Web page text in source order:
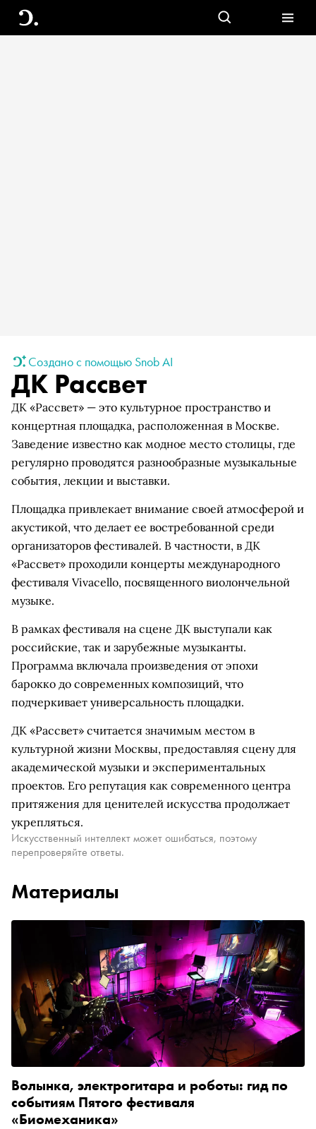
Создано с помощью Snob AI
ДК Рассвет
ДК «Рассвет» — это культурное пространство и
концертная площадка, расположенная в Москве.
Заведение известно как модное место столицы, где
регулярно проводятся разнообразные музыкальные
события, лекции и выставки.
Площадка привлекает внимание своей атмосферой и
акустикой, что делает ее востребованной среди
организаторов фестивалей. В частности, в ДК
«Рассвет» проходили концерты международного
фестиваля Vivacello, посвященного виолончельной
музыке.
В рамках фестиваля на сцене ДК выступали как
российские, так и зарубежные музыканты.
Программа включала произведения от эпохи
барокко до современных композиций, что
подчеркивает универсальность площадки.
ДК «Рассвет» считается значимым местом в
культурной жизни Москвы, предоставляя сцену для
академической музыки и экспериментальных
проектов. Его репутация как современного центра
притяжения для ценителей искусства продолжает
укрепляться.
Искусственный интеллект может ошибаться, поэтому
перепроверяйте ответы.
Материалы
Волынка, электрогитара и роботы: гид по
событиям Пятого фестиваля
«Биомеханика»